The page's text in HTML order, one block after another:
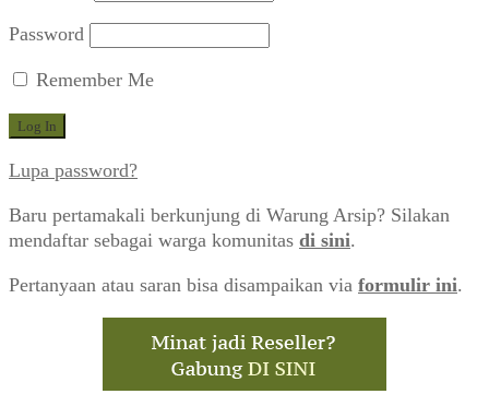
Password
Remember Me
Lupa password?
Baru pertamakali berkunjung di Warung Arsip? Silakan
mendaftar sebagai warga komunitas di sini.
Pertanyaan atau saran bisa disampaikan via formulir ini.